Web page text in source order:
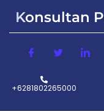
Konsultan
+6281802265000